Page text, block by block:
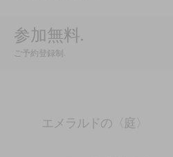
参加無料.
ご予約登録制 .
エメラルドの〈庭〉